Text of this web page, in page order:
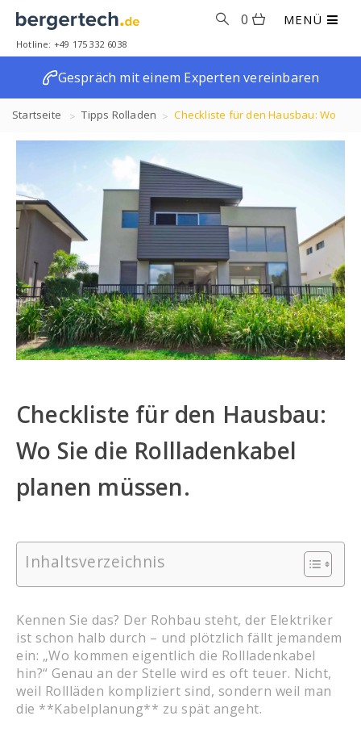
MENÜ
0
Hotline: +49 175 332 6038
Gespräch mit einem Experten vereinbaren
Startseite Tipps Rolladen Checkliste für den Hausbau: Wo
Checkliste für den Hausbau:
Wo Sie die Rollladenkabel
planen müssen.
Inhaltsverzeichnis
Kennen Sie das? Der Rohbau steht, der Elektriker
ist schon halb durch – und plötzlich fällt jemandem
ein: „Wo kommen eigentlich die Rollladenkabel
hin?“ Genau an der Stelle wird es oft teuer. Nicht,
weil Rollläden kompliziert sind, sondern weil man
die **Kabelplanung** zu spät angeht.